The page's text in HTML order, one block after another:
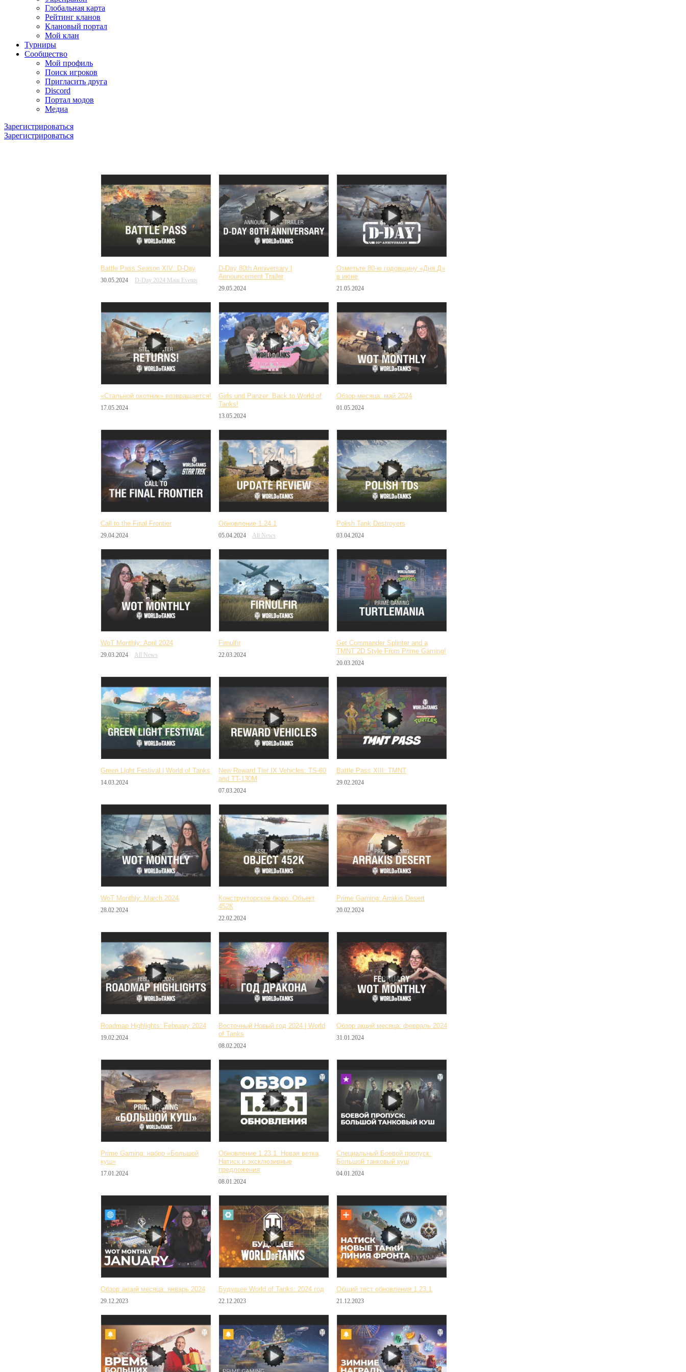
Глобальная карта
Рейтинг кланов
Клановый портал
Мой клан
Турниры
Сообщество
Мой профиль
Поиск игроков
Пригласить друга
Discord
Портал модов
Медиа
Зарегистрироваться
Зарегистрироваться
Battle Pass Season XIV: D-Day
30.05.2024 D-Day 2024 Main Events
D-Day 80th Anniversary |
Announcement Trailer
29.05.2024
Отметьте 80-ю годовщину «Дня Д»
в июне
21.05.2024
«Стальной охотник» возвращается!
17.05.2024
Girls und Panzer: Back to World of
Tanks!
13.05.2024
Обзор месяца: май 2024
01.05.2024
Call to the Final Frontier
29.04.2024
Обновление 1.24.1
05.04.2024 All News
Polish Tank Destroyers
03.04.2024
WoT Monthly: April 2024
29.03.2024 All News
Firnulfir
22.03.2024
Get Commander Splinter and a
TMNT 2D Style From Prime Gaming!
20.03.2024
Green Light Festival | World of Tanks
14.03.2024
New Reward Tier IX Vehicles: TS-60
and TT-130M
07.03.2024
Battle Pass XIII: TMNT
29.02.2024
WoT Monthly: March 2024
28.02.2024
Конструкторское бюро: Объект
452К
22.02.2024
Prime Gaming: Arrakis Desert
20.02.2024
Roadmap Highlights: February 2024
19.02.2024
Восточный Новый год 2024 | World
of Tanks
08.02.2024
Обзор акций месяца: февраль 2024
31.01.2024
Prime Gaming: набор «Большой
куш»
17.01.2024
Обновление 1.23.1. Новая ветка,
Натиск и эксклюзивные
предложения
08.01.2024
Специальный Боевой пропуск:
Большой танковый куш
04.01.2024
Обзор акций месяца: январь 2024
29.12.2023
Будущее World of Tanks: 2024 год
22.12.2023
Общий тест обновления 1.23.1
21.12.2023